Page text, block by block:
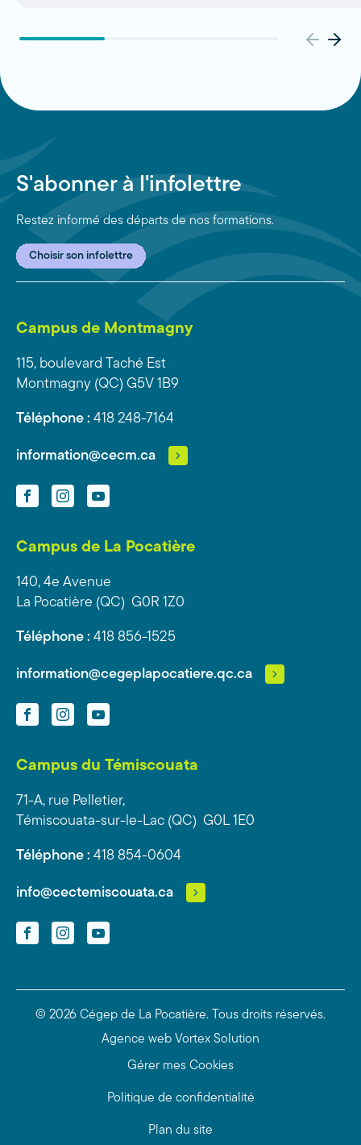
S'abonner à l'infolettre
Restez informé des départs de nos formations.
Choisir son infolettre
Campus de Montmagny
115, boulevard Taché Est
Montmagny (QC) G5V 1B9
Téléphone : 418 248-7164
information@cecm.ca
FacebookInstagramYouTube
Campus de La Pocatière
140, 4e Avenue
La Pocatière (QC) G0R 1Z0
Téléphone : 418 856-1525
information@cegeplapocatiere.qc.ca
FacebookInstagramYouTube
Campus du Témiscouata
71-A, rue Pelletier,
Témiscouata-sur-le-Lac (QC) G0L 1E0
Téléphone : 418 854-0604
info@cectemiscouata.ca
FacebookInstagramYouTube
© 2026 Cégep de La Pocatière.
Tous droits réservés.
Agence web Vortex Solution
Gérer mes Cookies
Politique de confidentialité
Plan du site